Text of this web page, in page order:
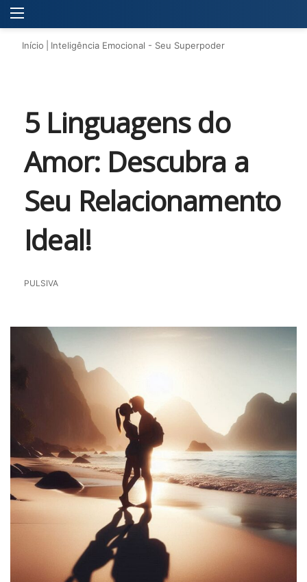
Início Inteligência Emocional - Seu Superpoder
5 Linguagens do
Amor: Descubra a
Seu Relacionamento
Ideal!
PULSIVA